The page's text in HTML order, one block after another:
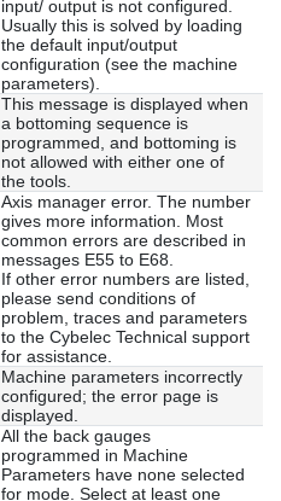
input/ output is not configured.
Usually this is solved by loading
the default input/output
configuration (see the machine
parameters).
This message is displayed when
a bottoming sequence is
programmed, and bottoming is
not allowed with either one of
the tools.
Axis manager error. The number
gives more information. Most
common errors are described in
messages E55 to E68.
If other error numbers are listed,
please send conditions of
problem, traces and parameters
to the Cybelec Technical support
for assistance.
Machine parameters incorrectly
configured; the error page is
displayed.
All the back gauges
programmed in Machine
Parameters have none selected
for mode. Select at least one